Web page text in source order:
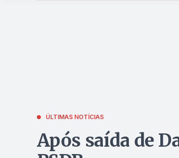
ÚLTIMAS NOTÍCIAS
Após saída de